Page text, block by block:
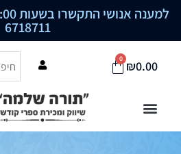
למענה אנושי התקשרו בשעות 09:00-19:00 לטלפון
6718711
₪0.00
0